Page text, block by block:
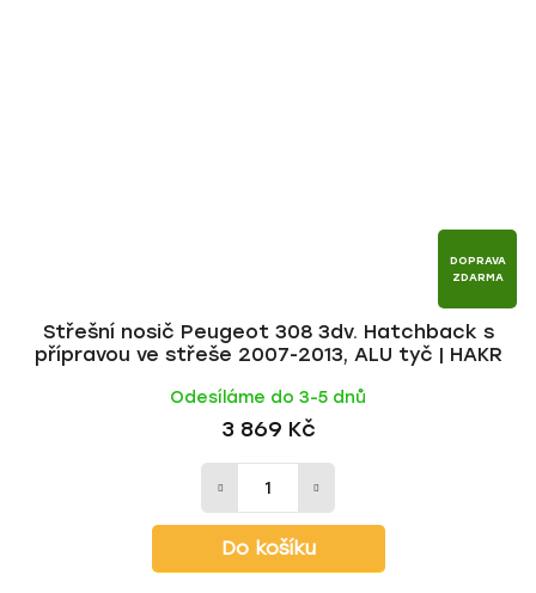
DOPRAVA
ZDARMA
Střešní nosič Peugeot 308 3dv. Hatchback s
přípravou ve střeše 2007-2013, ALU tyč | HAKR
Odesíláme do 3-5 dnů
3 869 Kč
Do košíku